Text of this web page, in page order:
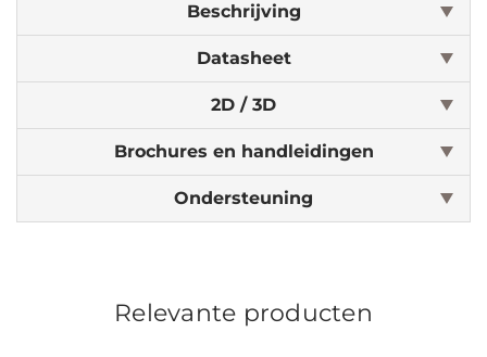
Beschrijving
Datasheet
2D / 3D
Brochures en handleidingen
Ondersteuning
Relevante producten